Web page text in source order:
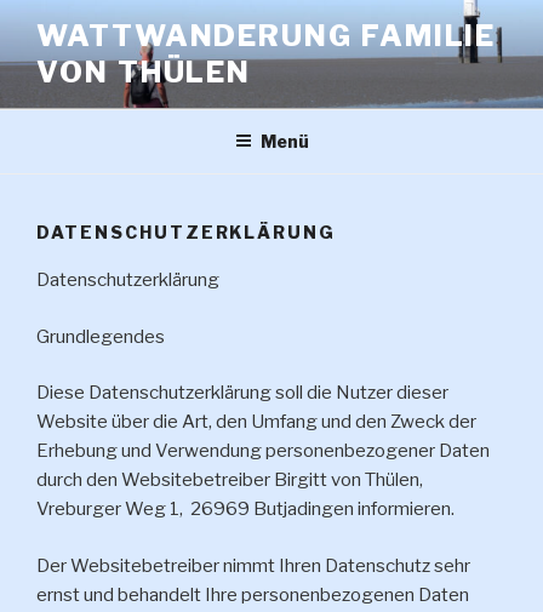
Inhalt
springen
WATTWANDERUNG FAMILIE
VON THÜLEN
Menü
DATENSCHUTZERKLÄRUNG
Datenschutzerklärung
Grundlegendes
Diese Datenschutzerklärung soll die Nutzer dieser
Website über die Art, den Umfang und den Zweck der
Erhebung und Verwendung personenbezogener Daten
durch den Websitebetreiber Birgitt von Thülen,
Vreburger Weg 1, 26969 Butjadingen informieren.
Der Websitebetreiber nimmt Ihren Datenschutz sehr
ernst und behandelt Ihre personenbezogenen Daten